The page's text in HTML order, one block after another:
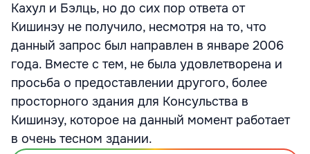
Кахул и Бэлць, но до сих пор ответа от
Кишинэу не получило, несмотря на то, что
данный запрос был направлен в январе 2006
года. Вместе с тем, не была удовлетворена и
просьба о предоставлении другого, более
просторного здания для Консульства в
Кишинэу, которое на данный момент работает
в очень тесном здании.